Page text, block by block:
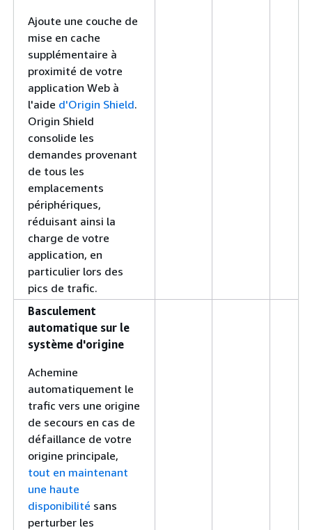
Ajoute une couche de
mise en cache
supplémentaire à
proximité de votre
application Web à
l'aide d'Origin Shield.
Origin Shield
consolide les
demandes provenant
de tous les
emplacements
périphériques,
réduisant ainsi la
charge de votre
application, en
particulier lors des
pics de trafic.
Basculement
automatique sur le
système d'origine
Achemine
automatiquement le
trafic vers une origine
de secours en cas de
défaillance de votre
origine principale,
tout en maintenant
une haute
disponibilité sans
perturber les